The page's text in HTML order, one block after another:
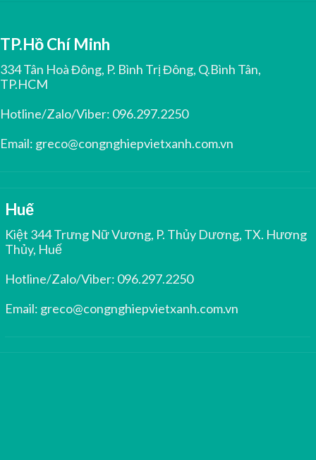
TP.Hồ Chí Minh
334 Tân Hoà Đông, P. Bình Trị Đông, Q.Bình Tân,
TP.HCM
Hotline/Zalo/Viber: 096.297.2250
Email: greco@congnghiepvietxanh.com.vn
Huế
Kiệt 344 Trưng Nữ Vương, P. Thủy Dương, TX. Hương
Thủy, Huế
Hotline/Zalo/Viber: 096.297.2250
Email: greco@congnghiepvietxanh.com.vn